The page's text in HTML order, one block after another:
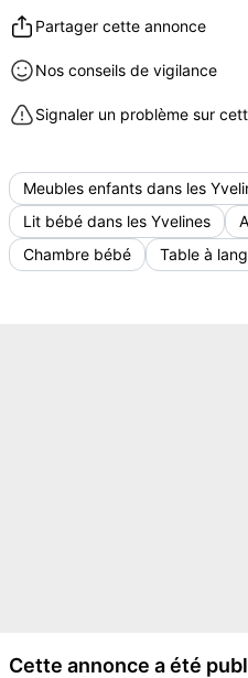
Partager cette annonce
Nos conseils de vigilance
Signaler un problème sur
Meubles enfants dans les
Lit bébé dans les Yvelines
Chambre bébé
Table à
Cette annonce a été